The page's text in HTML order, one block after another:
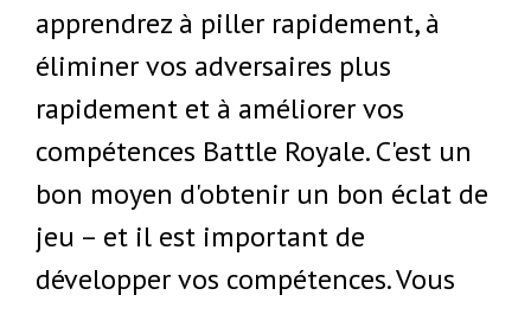
apprendrez à piller rapidement, à
éliminer vos adversaires plus
rapidement et à améliorer vos
compétences Battle Royale. C'est un
bon moyen d'obtenir un bon éclat de
jeu – et il est important de
développer vos compétences. Vous